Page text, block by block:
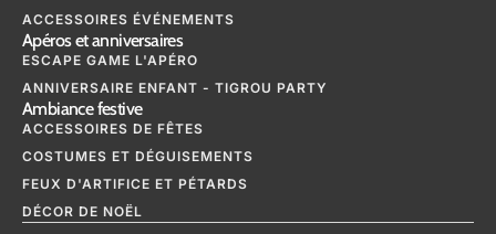
ACCESSOIRES ÉVÉNEMENTS
Apéros et anniversaires
ESCAPE GAME L'APÉRO
ANNIVERSAIRE ENFANT - TIGROU PARTY
Ambiance festive
ACCESSOIRES DE FÊTES
COSTUMES ET DÉGUISEMENTS
FEUX D'ARTIFICE ET PÉTARDS
DÉCOR DE NOËL